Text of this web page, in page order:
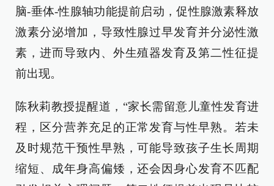
脑-垂体-性腺轴功能提前启动，促性腺激素释放
激素分泌增加，导致性腺过早发育并分泌性激
素，进而导致内、外生殖器发育及第二性征提
前出现。
陈秋莉教授提醒道，“家长需留意儿童性发育进
程，区分营养充足的正常发育与性早熟。若未
及时规范干预性早熟，可能导致孩子生长周期
缩短、成年身高偏矮，还会因身心发育不匹配